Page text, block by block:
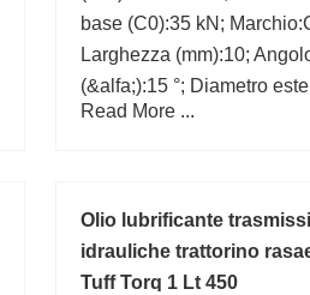
base (C0):35 kN;
Larghezza (mm):10;
(&alfa;):15 °; Diametro
(mm):100; 2B:20 mm; B:10
Read More ...
Olio lubrificante
idrauliche trattorino
Tuff Torq 1 Lt 450